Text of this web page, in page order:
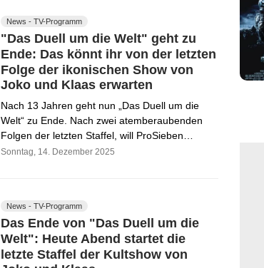
News - TV-Programm
"Das Duell um die Welt" geht zu
Ende: Das könnt ihr von der letzten
Folge der ikonischen Show von
Joko und Klaas erwarten
Nach 13 Jahren geht nun „Das Duell um die
Welt“ zu Ende. Nach zwei atemberaubenden
Folgen der letzten Staffel, will ProSieben…
Sonntag, 14. Dezember 2025
News - TV-Programm
Das Ende von "Das Duell um die
Welt": Heute Abend startet die
letzte Staffel der Kultshow von